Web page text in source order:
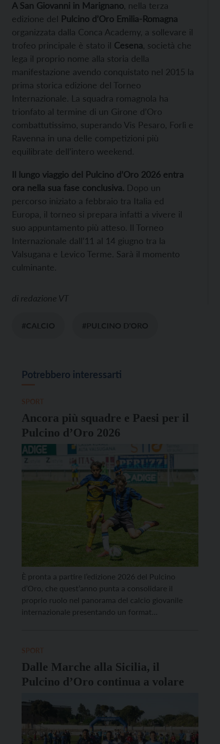
A San Giovanni in Marignano , nella terza
edizione del Pulcino d’Oro Emilia-Romagna
organizzata dalla Conca Academy, a sollevare il
trofeo principale è stato il Cesena , società che
lega il proprio nome alla storia della
manifestazione avendo conquistato nel 2015 la
prima storica edizione del Torneo
Internazionale. La squadra romagnola ha
trionfato al termine di un Girone d’Oro
combattutissimo, superando Vis Pesaro, Forlì e
Ravenna in una delle competizioni più
equilibrate dell’intero weekend.
Il lungo viaggio del Pulcino d’Oro 2026 entra
ora nella sua fase conclusiva. Dopo un
percorso iniziato a febbraio tra Italia ed
Europa, il torneo si prepara infatti a vivere il
suo appuntamento più atteso. Il Torneo
Internazionale dall’11 al 14 giugno tra la
Valsugana e Levico Terme. Sarà il momento
culminante.
di redazione VT
#CALCIO #PULCINO D'ORO
Potrebbero interessarti
Ancora più squadre e Paesi per il
Pulcino d’Oro 2026
È pronta a partire l’edizione 2026 del Pulcino
d’Oro, che quest’anno punta a consolidare il
proprio ruolo nel panorama del calcio giovanile
internazionale presentando un format
coinvolti. Il […]
Dalle Marche alla Sicilia, il
Pulcino d’Oro continua a volare